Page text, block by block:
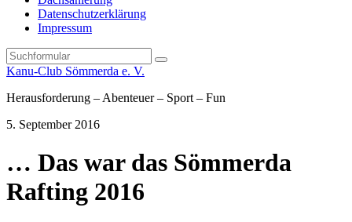
Datenschutzerklärung
Impressum
Search
Kanu-Club Sömmerda e. V.
Herausforderung – Abenteuer – Sport – Fun
5. September 2016
… Das war das Sömmerda
Rafting 2016